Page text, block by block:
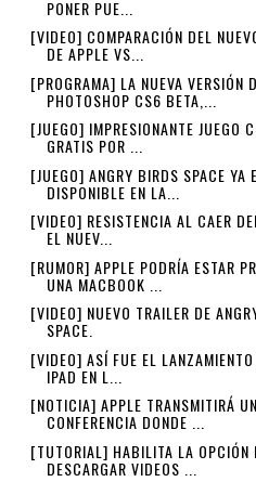
PONER PUE...
[VIDEO] COMPARACIÓN DEL
DE APPLE VS...
[PROGRAMA] LA NUEVA VERSIÓN
PHOTOSHOP CS6 BETA,...
[JUEGO] IMPRESIONANTE JUEGO
GRATIS POR ...
[JUEGO] ANGRY BIRDS SPACE YA
DISPONIBLE EN LA...
[VIDEO] RESISTENCIA AL CAER
EL NUEV...
[RUMOR] APPLE PODRÍA ESTAR
UNA MACBOOK ...
[VIDEO] NUEVO TRAILER DE
SPACE.
[VIDEO] ASÍ FUE EL LANZAMIENTO
IPAD EN L...
[NOTICIA] APPLE TRANSMITIRÁ
CONFERENCIA DONDE ...
[TUTORIAL] HABILITA LA OPCIÓN
DESCARGAR VIDEOS ...